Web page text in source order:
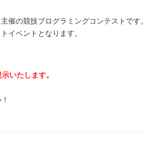
催の競技プログラミングコンテストです。
イベントとなります。
いたします。